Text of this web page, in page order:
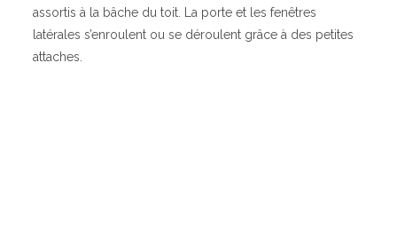
assortis à la bâche du toit. La porte et les fenêtres
latérales s’enroulent ou se déroulent grâce à des petites
attaches.